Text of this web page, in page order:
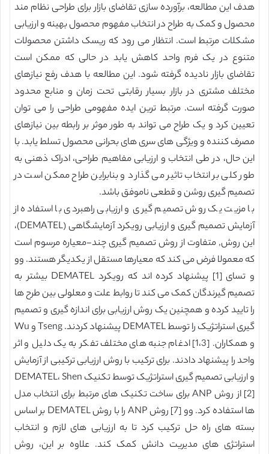
هدف این مطالعه، برآورده سازی تقاضای بازار برای طراحی نظام مند
محصول و کمک به طراح در انتخاب مفهوم محصول بهینه و ارزیابی
مشکلات مرتبط است. انتظار می رود که ریسک داشتن محصولات
متنوع در یک فرم واحد کاهش یابد در حالی که ممکن است
تقاضای بازار نادیده گرفته شود. این مطالعه با هدف رفع نیازهای
مختلف مشتری در بازار بسیار رقابتی تحت زمان و منابع محدود
صورت گرفته است. مرتبط ترین ایده مفهومی طراحی را می توان
تعیین کرد و یک طراح می تواند به طور موثر بر رابطه بین نیازهای
مصرف کننده و ویژگی های سری های بحرانی محصول تسلط یابد. با
این حال، در طی انتخاب و ارزیابی مفاهیم طراحی، ادراک ذهنی به
طور کلی بر انتخاب تاثیر می گذارد و بنابراین طراح ممکن است در
تصمیم گیری روشن و قطعی ناموفق باشد.
با مزیت یک روش تصمیم گیری و ارزیابی راهبردی با استفاده از
آزمایش تصمیم گیری و ارزیابی رویکرد آزمایشگاهی (DEMATEL)،
این روش, متفاوت از روش تصمیم گیری چند-معیاره مرسوم است
که معمولا فرض می کند که معیارها مستقل از یکدیگر هستند. وو
و تسای [1] پیشنهاد کرده اند که رویکرد DEMATEL بیشتر به
تصمیم گیرندگان کمک می کند تا روابط علت و معلولی بین طرح ها
را تایید کرده و همچنین یک روش ارزیابی برای اندازه گیری و تصمیم
گیری استراتژیک را توسط DEMATEL پیشنهاد کردند. Tseng و Wu
و همکاران. [1،3] ادغام جنبه های مختلف تفکر به یک دلیل و اثر
واحد را پیشنهاد دادند. برای ترکیب با روش ارزیابی ترکیبی از آزمایش
و ارزیابی تصمیم گیری استراتژیک توسط تکنیک DEMATEL، Shen
[2] از روش ANP برای ساخت تکنیک های مرتبط برای انتخاب مدل
ها استفاده کرد. وو [7] روش ANP را با روش DEMATEL بر اساس
بسته های راه حل ترکیب کرد تا به ارزیابی های لازم و انتخاب
استراتژی های مدیریت دانش کمک کند. علاوه بر این، روش